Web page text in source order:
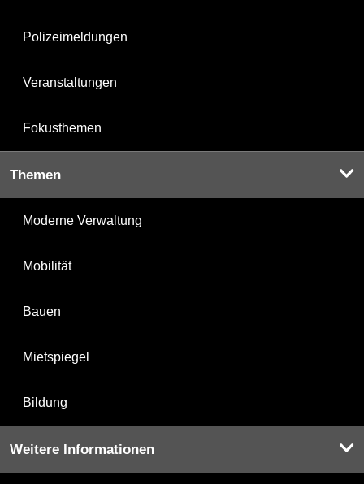
Polizeimeldungen
Veranstaltungen
Fokusthemen
Themen
Moderne Verwaltung
Mobilität
Bauen
Mietspiegel
Bildung
Weitere Informationen